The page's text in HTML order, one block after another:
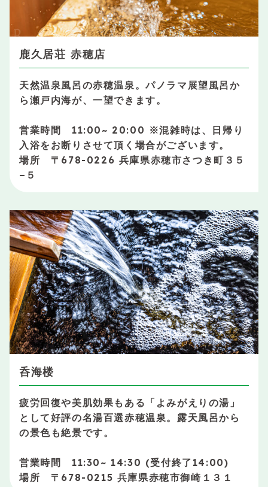
鹿久居荘 赤穂店
天然温泉風呂の赤穂温泉。パノラマ展望風呂か
ら瀬戸内海が、一望できます。
営業時間 11:00~ 20:00 ※混雑時は、日帰り
入浴をお断りさせて頂く場合がございます。
場所 〒678-0226 兵庫県赤穂市さつき町３５
−５
呑海楼
疲労回復や美肌効果もある「よみがえりの湯」
として好評の名湯百選赤穂温泉。露天風呂から
の景色も絶景です。
営業時間 11:30~ 14:30 (受付終了14:00)
場所 〒678-0215 兵庫県赤穂市御崎１３１